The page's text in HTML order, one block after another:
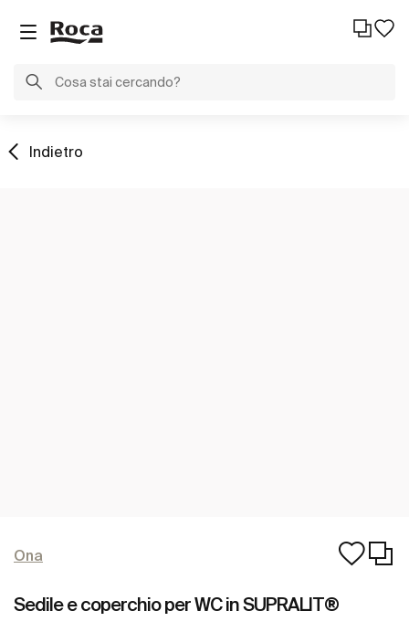
Indietro
Ona
Sedile e coperchio per WC in SUPRALIT®